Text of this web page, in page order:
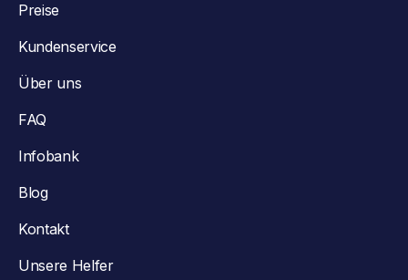
Preise
Kundenservice
Über uns
FAQ
Infobank
Blog
Kontakt
Unsere Helfer